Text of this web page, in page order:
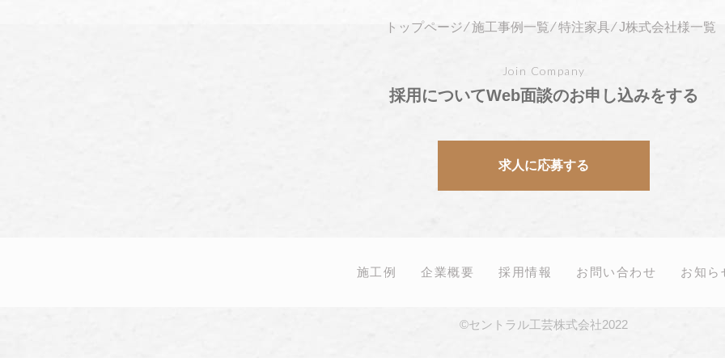
トップページ⁄施工事例一覧⁄特注家具⁄J株式会社様一覧
Join Company
採用についてWeb面談のお申し込みをする
求人に応募する
施工例 企業概要 採用情報 お問い合わせ お知ら
©セントラル工芸株式会社2022